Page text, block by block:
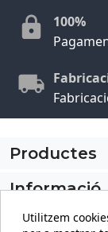
100%
Productes
Informació
El meu
Utilitzem